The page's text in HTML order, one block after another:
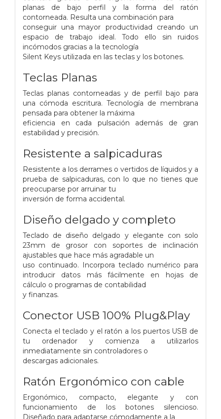
planas de bajo perfil y la forma del ratón
contorneada. Resulta una combinación para
conseguir una mayor productividad creando un
espacio de trabajo ideal. Todo ello sin ruidos
incómodos gracias a la tecnología
Silent Keys utilizada en las teclas y los botones.
Teclas Planas
Teclas planas contorneadas y de perfil bajo para
una cómoda escritura. Tecnología de membrana
pensada para obtener la máxima
eficiencia en cada pulsación además de gran
estabilidad y precisión.
Resistente a salpicaduras
Resistente a los derrames o vertidos de líquidos y a
prueba de salpicaduras, con lo que no tienes que
preocuparse por arruinar tu
inversión de forma accidental.
Diseño delgado y completo
Teclado de diseño delgado y elegante con solo
23mm de grosor con soportes de inclinación
ajustables que hace más agradable un
uso continuado. Incorpora teclado numérico para
introducir datos más fácilmente en hojas de
cálculo o programas de contabilidad
y finanzas.
Conector USB 100% Plug&Play
Conecta el teclado y el ratón a los puertos USB de
tu ordenador y comienza a utilizarlos
inmediatamente sin controladores o
descargas adicionales.
Ratón Ergonómico con cable
Ergonómico, compacto, elegante y con
funcionamiento de los botones silencioso.
Diseñado para adaptarse cómodamente a la